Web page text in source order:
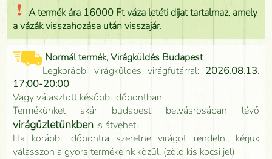
A termék ára 16000 Ft váza letéti díjat tartalmaz, amely
a vázák visszahozása után visszajár.
Normál termék, Virágküldés Budapest
Legkorábbi virágküldés virágfutárral: 2026.08.13.
17:00-20:00
Vagy választott későbbi időpontban.
Termékünket akár budapest belvásrosában lévő
virágüzletünkben is átveheti.
Ha korábbi időpontra szeretne virágot rendelni, kérjük
válasszon a gyors termékeink közül. (zöld kis kocsi jel)